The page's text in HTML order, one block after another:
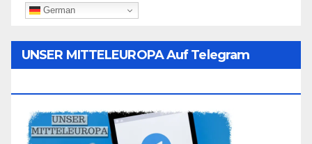
German
UNSER MITTELEUROPA Auf Telegram